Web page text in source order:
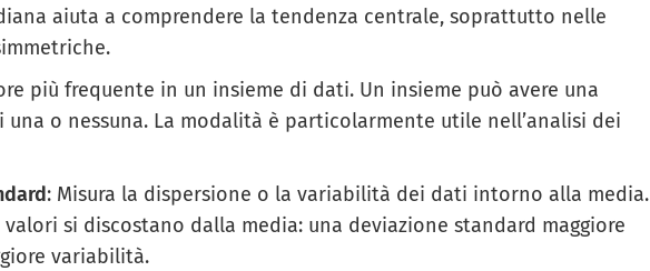
aiuta a comprendere la tendenza centrale, soprattutto nelle
più frequente in un insieme di dati. Un insieme può avere una
una o nessuna. La modalità è particolarmente utile nell’analisi dei
: Misura la dispersione o la variabilità dei dati intorno alla media.
si discostano dalla media: una deviazione standard maggiore
variabilità.